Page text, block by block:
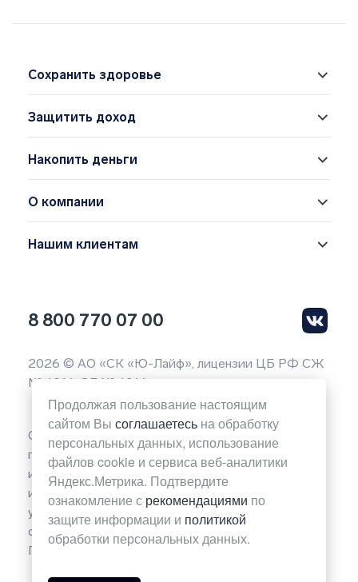
Сохранить здоровье
Защитить доход
Накопить деньги
О компании
Нашим клиентам
8 800 770 07 00
2026 © АО «СК «Ю-Лайф», лицензии ЦБ РФ СЖ
№ 4014, СЛ № 4014
Обращаем ваше внимание на то, что вся
представленная на данной странице сайта
информация носит исключительно
информационный характер и ни при каких
условиях не является публичной офертой
определяемой положениями Статьи 437(2)
Гражданского кодекса Российской Федерации.
Продолжая пользование настоящим
сайтом Вы соглашаетесь на обработку
персональных данных, использование
файлов cookie и сервиса веб-аналитики
Яндекс.Метрика. Подтвердите
ознакомление с рекомендациями по
защите информации и политикой
обработки персональных данных.